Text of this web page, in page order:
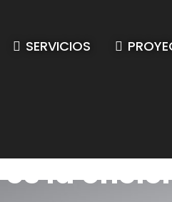
SERVICIOS
es la